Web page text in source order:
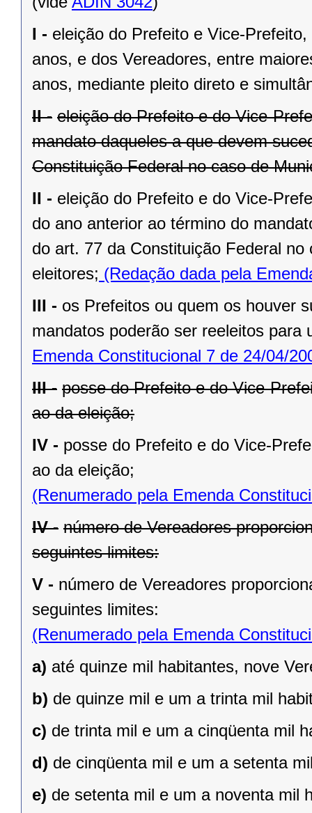
I - eleição do Prefeito e Vice-
anos, e dos Vereadores, entre
anos, mediante pleito direto e
II - eleição do Prefeito e do Vice-
mandato daqueles a que devem
Constituição Federal no caso de
II - eleição do Prefeito e do Vice-
do ano anterior ao término do
do art. 77 da Constituição Federal
eleitores; (Redação dada pela
III - os Prefeitos ou quem os houver
mandatos poderão ser reeleitos para
Emenda Constitucional 7 de 24/04/
III - posse do Prefeito e do Vice-
ao da eleição;
IV - posse do Prefeito e do Vice-
ao da eleição;
(Renumerado pela Emenda
IV - número de Vereadores
seguintes limites:
V - número de Vereadores
seguintes limites:
(Renumerado pela Emenda
a) até quinze mil habitantes, nove
b) de quinze mil e um a trinta mil
c) de trinta mil e um a cinqüenta mil
d) de cinqüenta mil e um a setenta
e) de setenta mil e um a noventa mil